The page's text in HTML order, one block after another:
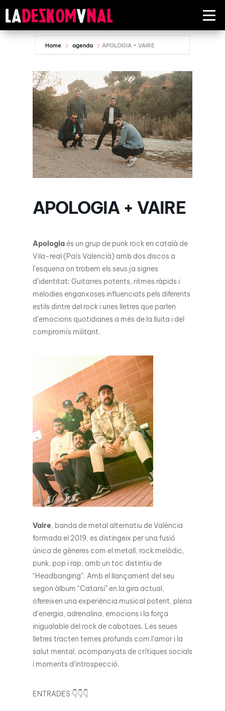
Home agenda APOLOGIA + VAIRE
APOLOGIA + VAIRE
Apologiaés un grup de punk rock en català de
Vila-real (País Valencià) amb dos discos a
l’esquena on trobem els seus ja signes
d’identitat: Guitarres potents, ritmes ràpids i
melodies enganxoses influenciats pels diferents
estils dintre del rock i unes lletres que parlen
d’emocions quotidianes a més de la lluita i del
compromís militant.
Vaire, banda de metal alternatiu de València
formada el 2019, es distingeix per una fusió
única de gèneres com el metall, rock melòdic,
punk, pop i rap, amb un toc distintiu de
“Headbanging”. Amb el llançament del seu
segon àlbum “Catarsi” en la gira actual,
ofereixen una experiència musical potent, plena
d’energia, adrenalina, emocions i la força
inigualable del rock de cabotaes. Les seues
lletres tracten temes profunds com l’amor i la
salut mental, acompanyats de crítiques socials
i moments d’introspecció.
ENTRADES 👇👇👇